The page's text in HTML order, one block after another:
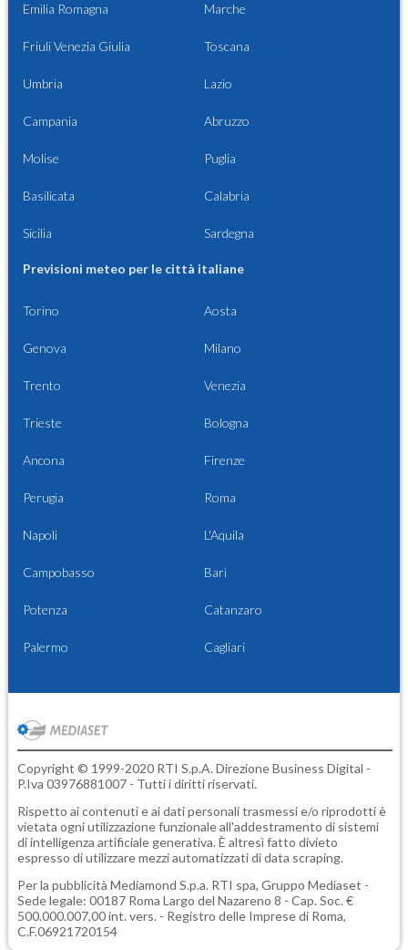
Emilia Romagna Marche
Friuli Venezia Giulia Toscana
Umbria Lazio
Campania Abruzzo
Molise Puglia
Basilicata Calabria
Sicilia Sardegna
Previsioni meteo per le città italiane
Torino Aosta
Genova Milano
Trento Venezia
Trieste Bologna
Ancona Firenze
Perugia Roma
Napoli L'Aquila
Campobasso Bari
Potenza Catanzaro
Palermo Cagliari
Copyright © 1999-2020 RTI S.p.A. Direzione Business Digital -
P.Iva 03976881007 - Tutti i diritti riservati.
Rispetto ai contenuti e ai dati personali trasmessi e/o riprodotti è
vietata ogni utilizzazione funzionale all'addestramento di sistemi
di intelligenza artificiale generativa. È altresì fatto divieto
espresso di utilizzare mezzi automatizzati di data scraping.
Per la pubblicità Mediamond S.p.a. RTI spa, Gruppo Mediaset -
Sede legale: 00187 Roma Largo del Nazareno 8 - Cap. Soc. €
500.000.007,00 int. vers. - Registro delle Imprese di Roma,
C.F.06921720154